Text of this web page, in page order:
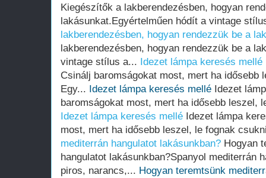
Kiegészítők a lakberendezésben, hogyan
lakásunkat.Egyértelműen hódít a vintage
lakberendezésben, hogyan rendezzük be a
lakberendezésben, hogyan rendezzük be a
vintage stílus a... Idezet lámpa keresés mellé
Csinálj baromságokat most, mert ha idősebb
Egy... Idezet lámpa keresés mellé Idezet
baromságokat most, mert ha idősebb leszel,
Idezet lámpa keresés mellé Idezet lámpa
most, mert ha idősebb leszel, le fognak
mediterrán hangulatot lakásunkban? Hogyan
hangulatot lakásunkban?Spanyol mediterrán
piros, narancs,... Hogyan teremtsünk